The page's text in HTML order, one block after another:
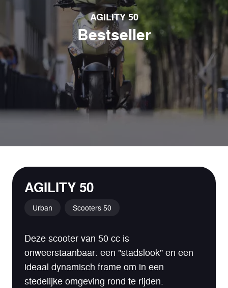
AGILITY 50
Bestseller
AGILITY 50
Urban Scooters 50
Deze scooter van 50 cc is
onweerstaanbaar: een "stadslook" en een
ideaal dynamisch frame om in een
stedelijke omgeving rond te rijden.